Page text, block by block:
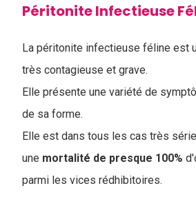
Péritonite Infectieuse
La péritonite infectieuse féline est
très contagieuse et grave.
Elle présente une variété de
de sa forme.
Elle est dans tous les cas très
une mortalité de presque 100%
parmi les vices rédhibitoires.